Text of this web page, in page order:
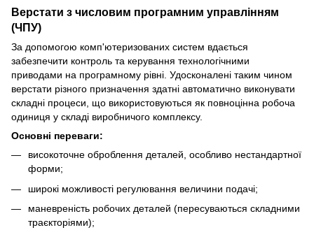
Верстати з числовим програмним управлінням
(ЧПУ)
За допомогою комп'ютеризованих систем вдається
забезпечити контроль та керування технологічними
приводами на програмному рівні. Удосконалені таким чином
верстати різного призначення здатні автоматично виконувати
складні процеси, що використовуються як повноцінна робоча
одиниця у складі виробничого комплексу.
Основні переваги:
високоточне оброблення деталей, особливо нестандартної
форми;
широкі можливості регулювання величини подачі;
маневреність робочих деталей (пересуваються складними
траєкторіями);